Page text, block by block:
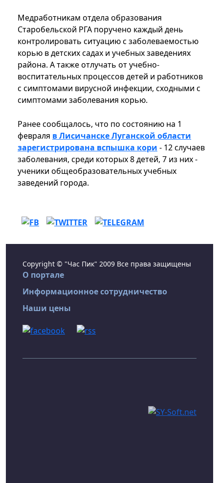
Медработникам отдела образования
Старобельской РГА поручено каждый день
контролировать ситуацию с заболеваемостью
корью в детских садах и учебных заведениях
района. А также отлучать от учебно-
воспитательных процессов детей и работников
с симптомами вирусной инфекции, сходными с
симптомами заболевания корью.
Ранее сообщалось, что по состоянию на 1
февраля в Лисичанске Луганской области
зарегистрирована вспышка кори - 12 случаев
заболевания, среди которых 8 детей, 7 из них -
ученики общеобразовательных учебных
заведений города.
Copyright © "Час Пик" 2009 Все права защищены
О портале
Информационное сотрудничество
Наши цены